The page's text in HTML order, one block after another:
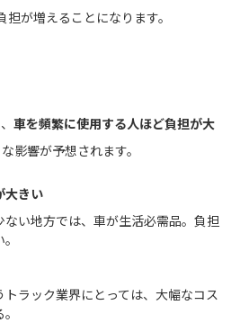
が増えることになります。
車を頻繁に使用する人ほど負担が大
影響が予想されます。
大きい
ない地方では、車が生活必需品。負担
ラック業界にとっては、大幅なコス